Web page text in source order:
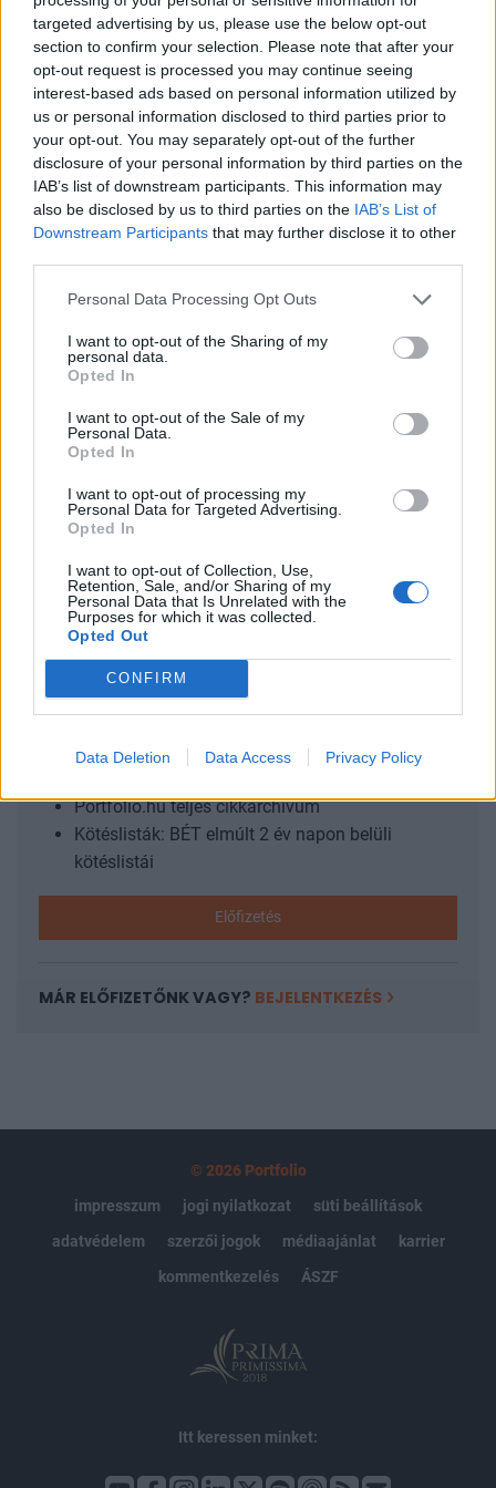
targeted advertising by us, please use the below opt-out
section to confirm your selection. Please note that after your
opt-out request is processed you may continue seeing
interest-based ads based on personal information utilized by
us or personal information disclosed to third parties prior to
your opt-out. You may separately opt-out of the further
disclosure of your personal information by third parties on the
IAB’s list of downstream participants. This information may
also be disclosed by us to third parties on the IAB’s List of
Downstream Participants that may further disclose it to other
Personal Data Processing Opt Outs
I want to opt-out of the Sharing of my
personal data.
Opted In
I want to opt-out of the Sale of my
Personal Data.
Opted In
I want to opt-out of processing my
Personal Data for Targeted Advertising.
Opted In
I want to opt-out of Collection, Use,
Retention, Sale, and/or Sharing of my
Personal Data that Is Unrelated with the
Purposes for which it was collected.
Opted Out
CONFIRM
Data Deletion Data Access Privacy Policy
korlátozására és a folyamat feletti irányítás
visszaszerzésére. Ellenkező esetben akár a
három, a német kormányban miniszteri posztot
betöltő tagot is visszahívhatják, így az ügy
kormányválságba torkollna. Brüsszelben is
hallható szóbeszéd szerint Seehofer egy bajor
kerítés építését is fontolgatja, azaz a múlt
vasárnapra összerántott brüsszeli
válságtanácskozás láthatóan nem tudta betölteni
kerítésépítésről szóló hírek, illetve tervek. Azok is
ilyet terveznek, akik néhány hete még keményen
bírálták az addigi építőket.
Vasárnapig kapott haladékot MerkelHorst Seehofer
vasárnapig adott haladékot Angela Merkel kancellárnak,
hogy adja fel az úgynevezett nyitott határok politikáját,
ellenkező esetben a konzervatív CSU elnöke akár a pártját a
szövetségi kormányban képviselő minisztereket is
visszahívhatja - írta szerdán a német Bildben megjelent
cikk alapján saját összefoglalójában az Index....
KEDVES OLVASÓNK!
A keresett cikk a portfolio.hu hírarchívumához
tartozik, melynek olvasása előfizetéses
Portfolio.hu teljes cikkarchívum
Kötéslisták: BÉT elmúlt 2 év napon belüli
kötéslistái
Előfizetés
MÁR ELŐFIZETŐNK VAGY? BEJELENTKEZÉS
© 2026 Portfolio
impresszum
jogi nyilatkozat
süti beállítások
adatvédelem
szerzői jogok médiaajánlat
karrier
kommentkezelés
ÁSZF
Itt keressen minket: